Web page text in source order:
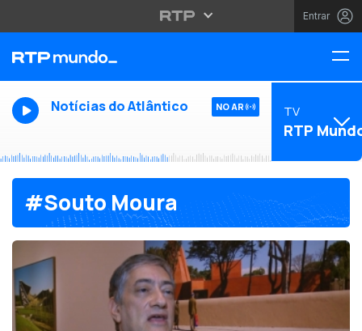
Entrar
Notícias do Atlântico NO AR TV
RTP
#Souto Moura